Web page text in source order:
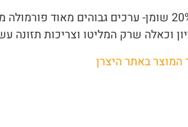
41% חלבון 20% שומן- ערכים גבוהים מאוד
וכאלה שרק המליטו וצריכות תזונה
המוצר באתר היצרן